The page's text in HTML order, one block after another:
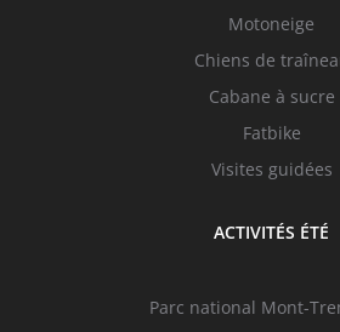
Motoneige
Chiens de
Cabane à sucre
Fatbike
Visites guidées
ACTIVITÉS ÉTÉ
Parc national Mont-